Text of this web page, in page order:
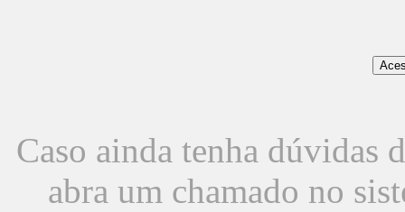
Caso ainda tenha dúvidas
abra um chamado no